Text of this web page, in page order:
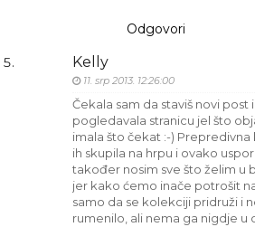
Odgovori
Kelly
11. srp 2013. 12:26:00
Čekala sam da staviš novi post
pogledavala stranicu jel što
imala što čekat :-) Prepredivna
ih skupila na hrpu i ovako
također nosim sve što želim u
jer kako ćemo inače potrošit
samo da se kolekciji pridruži i
rumenilo, ali nema ga nigdje u